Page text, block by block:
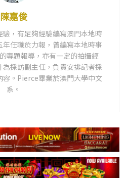
陳嘉俊
，有足夠經驗編寫澳門本地時
任職於力報，曾編寫本地時事
專題報導，亦有一定的拍攝經
採訪副主任，負責安排記者採
容。Pierce畢業於澳門大學中文
系。